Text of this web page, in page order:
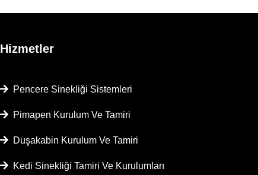
Hizmetler
Pencere Sinekliği Sistemleri
Pimapen Kurulum Ve Tamiri
Duşakabin Kurulum Ve Tamiri
Kedi Sinekliği Tamiri Ve Kurulumları